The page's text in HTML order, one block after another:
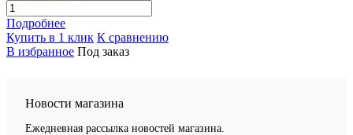
Подробнее
Купить в 1 клик К сравнению
В избранное Под заказ
Новости магазина
Ежедневная рассылка новостей магазина.